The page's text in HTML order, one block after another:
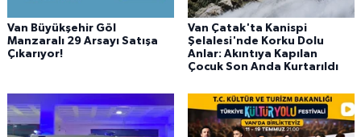
Van Büyükşehir Göl
Manzaralı 29 Arsayı Satışa
Çıkarıyor!
Van Çatak'ta Kanispi
Şelalesi'nde Korku Dolu
Anlar: Akıntıya Kapılan
Çocuk Son Anda Kurtarıldı